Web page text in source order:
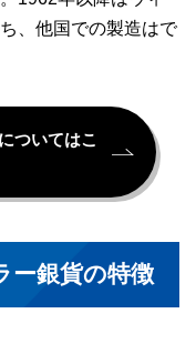
、他国での製造はで
ついてはこ
ー銀貨の特徴